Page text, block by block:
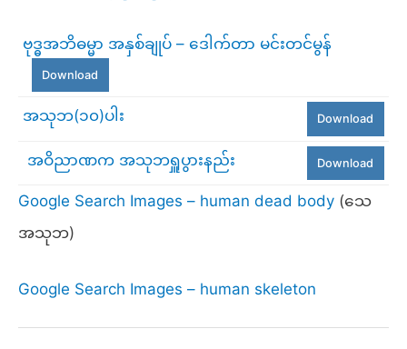
ဗုဒ္ဓအဘိဓမ္မာ အနှစ်ချုပ် – ဒေါက်တာ မင်းတင်မွန်
Download
အသုဘ(၁၀)ပါး Download
အဝိညာဏက အသုဘရှူပွားနည်း Download
Google Search Images – human dead body (သေ
အသုဘ)
Google Search Images – human skeleton